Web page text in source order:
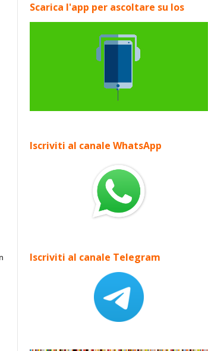
Scarica l'app per ascoltare su Ios
Iscriviti al canale WhatsApp
Iscriviti al canale Telegram